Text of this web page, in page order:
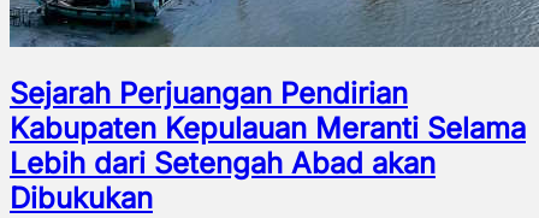
Sejarah Perjuangan Pendirian
Kabupaten Kepulauan Meranti Selama
Lebih dari Setengah Abad akan
Dibukukan